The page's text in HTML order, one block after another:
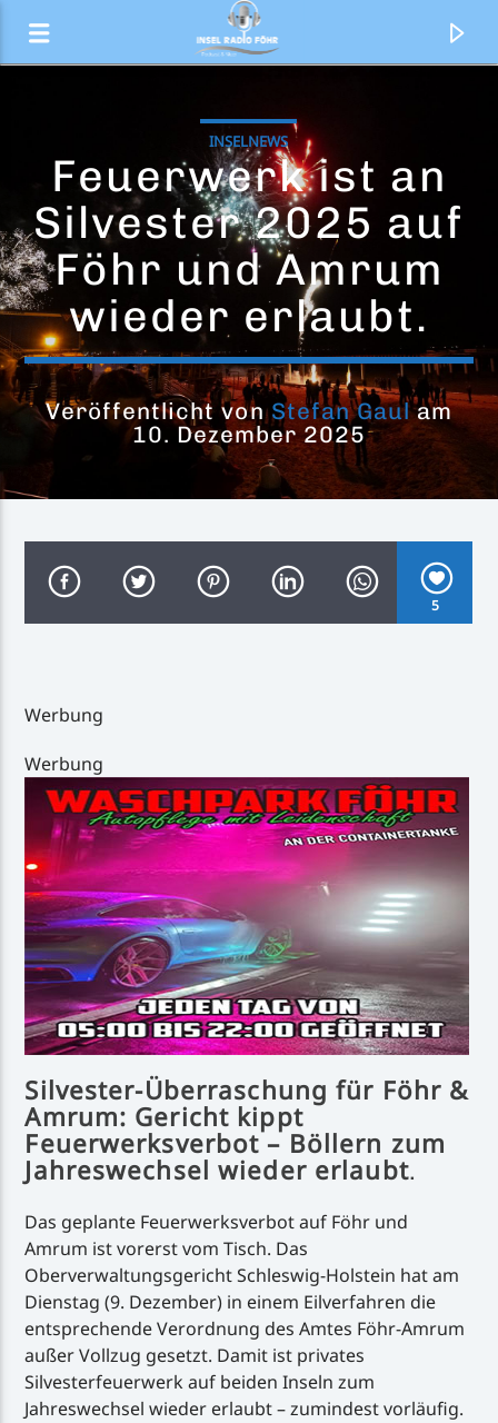
Aktueller Titel
Aquamando Bestellservice
INSELNEWS
Feuerwerk ist an
Silvester 2025 auf
Föhr und Amrum
wieder erlaubt.
Veröffentlicht vonStefan Gaulam
10. Dezember 2025
5
Werbung
Werbung
Silvester-Überraschung für Föhr &
Amrum: Gericht kippt
Feuerwerksverbot – Böllern zum
Jahreswechsel wieder erlaubt.
Das geplante Feuerwerksverbot auf Föhr und
Amrum ist vorerst vom Tisch. Das
Oberverwaltungsgericht Schleswig-Holstein hat am
Dienstag (9. Dezember) in einem Eilverfahren die
entsprechende Verordnung des Amtes Föhr-Amrum
außer Vollzug gesetzt. Damit ist privates
Silvesterfeuerwerk auf beiden Inseln zum
Jahreswechsel wieder erlaubt – zumindest vorläufig.